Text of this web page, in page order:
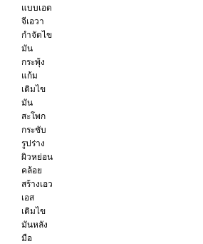
แบบเอด
จีเอวา
กำจัดไข
มัน
กระพุ้ง
แก้ม
เติมไข
มัน
สะโพก
กระชับ
รูปร่าง
ผิวหย่อน
คล้อย
สร้างเอว
เอส
เติมไข
มันหลัง
มือ